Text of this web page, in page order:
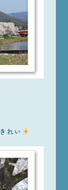
れい